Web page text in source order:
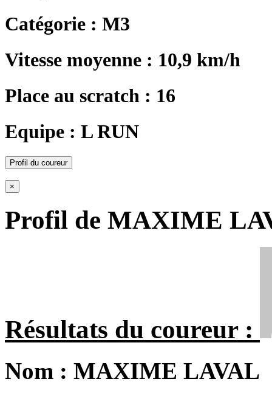
Catégorie : M3
Vitesse moyenne : 10,9 km/h
Place au scratch : 16
Equipe : L RUN
Profil du coureur
×
Profil de MAXIME
Résultats du coureur :
Nom : MAXIME LAVAL